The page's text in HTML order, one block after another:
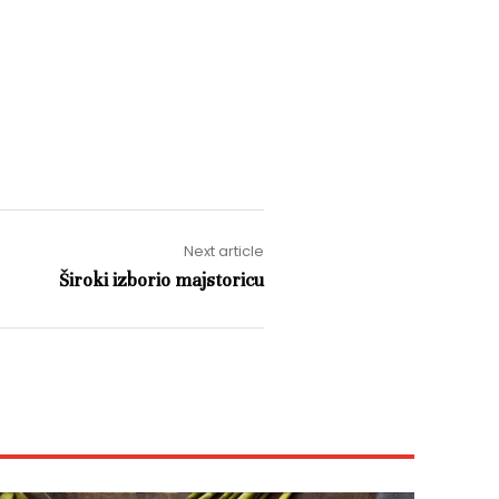
Next article
Široki izborio majstoricu